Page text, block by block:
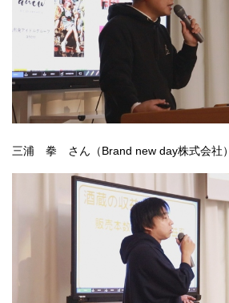
三浦 拳 さん（Brand new day株式会社）